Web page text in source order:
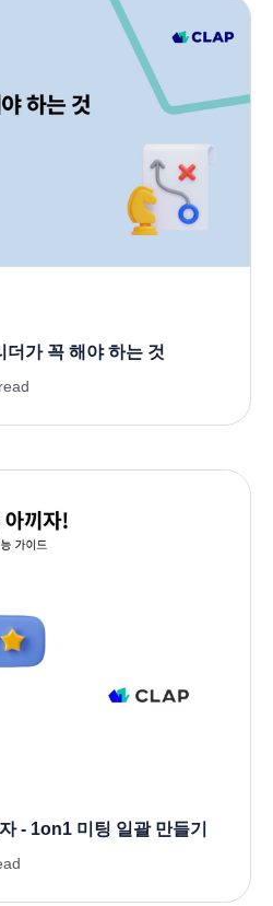
더가 꼭 해야 하는 것
- 1on1 미팅 일괄 만들기